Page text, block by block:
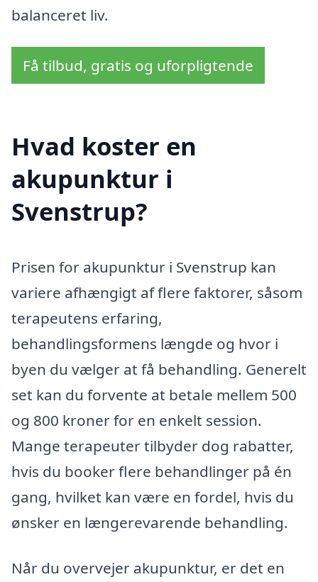
balanceret liv.
Få tilbud, gratis og uforpligtende
Hvad koster en
akupunktur i
Svenstrup?
Prisen for akupunktur i Svenstrup kan
variere afhængigt af flere faktorer, såsom
terapeutens erfaring,
behandlingsformens længde og hvor i
byen du vælger at få behandling. Generelt
set kan du forvente at betale mellem 500
og 800 kroner for en enkelt session.
Mange terapeuter tilbyder dog rabatter,
hvis du booker flere behandlinger på én
gang, hvilket kan være en fordel, hvis du
ønsker en længerevarende behandling.
Når du overvejer akupunktur, er det en